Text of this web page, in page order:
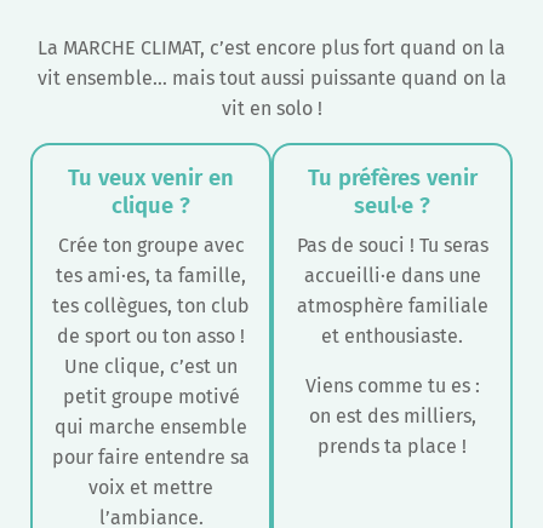
La MARCHE CLIMAT, c’est encore plus fort quand on la
vit ensemble… mais tout aussi puissante quand on la
vit en solo !
Tu veux venir en
clique ?
Crée ton groupe avec
tes ami·es, ta famille,
tes collègues, ton club
de sport ou ton asso !
Une clique, c’est un
petit groupe motivé
qui marche ensemble
pour faire entendre sa
voix et mettre
l’ambiance.
Tu préfères venir
seul·e ?
Pas de souci ! Tu seras
accueilli·e dans une
atmosphère familiale
et enthousiaste.
Viens comme tu es :
on est des milliers,
prends ta place !